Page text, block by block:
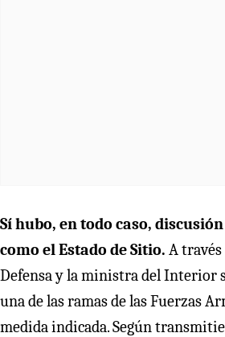
Sí hubo, en todo caso,
como el Estado de Sitio. A
Defensa y la ministra del Interior
una de las ramas de las Fuerzas
medida indicada. Según